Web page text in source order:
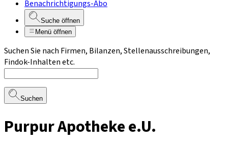
Benachrichtigungs-Abo
Suche öffnen
Menü öffnen
Suchen Sie nach Firmen, Bilanzen, Stellenausschreibungen,
Findok-Inhalten etc.
Suchen
Purpur Apotheke e.U.